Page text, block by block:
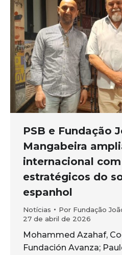
PSB e Fundação
Mangabeira
internacional
estratégicos do
espanhol
Notícias Por Fundação
27 de abril de 2026
Mohammed Azahaf,
Fundación Avanza;